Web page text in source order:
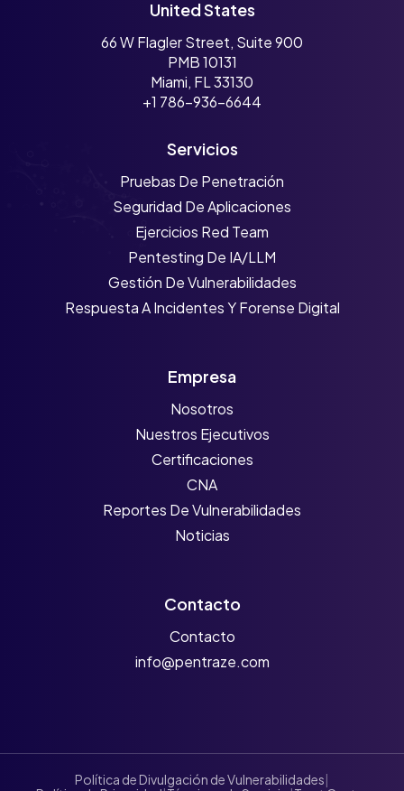
United States
66 W Flagler Street, Suite 900
PMB 10131
Miami, FL 33130
+1 786-936-6644
Servicios
Pruebas De Penetración
Seguridad De Aplicaciones
Ejercicios Red Team
Pentesting De IA/LLM
Gestión De Vulnerabilidades
Respuesta A Incidentes Y Forense Digital
Empresa
Nosotros
Nuestros Ejecutivos
Certificaciones
CNA
Reportes De Vulnerabilidades
Noticias
Contacto
Contacto
info@pentraze.com
Política de Divulgación de Vulnerabilidades|